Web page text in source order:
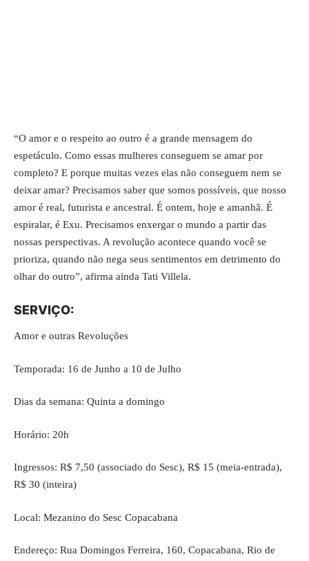
“O amor e o respeito ao outro é a grande mensagem do
espetáculo. Como essas mulheres conseguem se amar por
completo? E porque muitas vezes elas não conseguem nem se
deixar amar? Precisamos saber que somos possíveis, que nosso
amor é real, futurista e ancestral. É ontem, hoje e amanhã. É
espiralar, é Exu. Precisamos enxergar o mundo a partir das
nossas perspectivas. A revolução acontece quando você se
prioriza, quando não nega seus sentimentos em detrimento do
olhar do outro”, afirma ainda Tati Villela.
SERVIÇO:
Amor e outras Revoluções
Temporada: 16 de Junho a 10 de Julho
Dias da semana: Quinta a domingo
Horário: 20h
Ingressos: R$ 7,50 (associado do Sesc), R$ 15 (meia-entrada),
R$ 30 (inteira)
Local: Mezanino do Sesc Copacabana
Endereço: Rua Domingos Ferreira, 160, Copacabana, Rio de